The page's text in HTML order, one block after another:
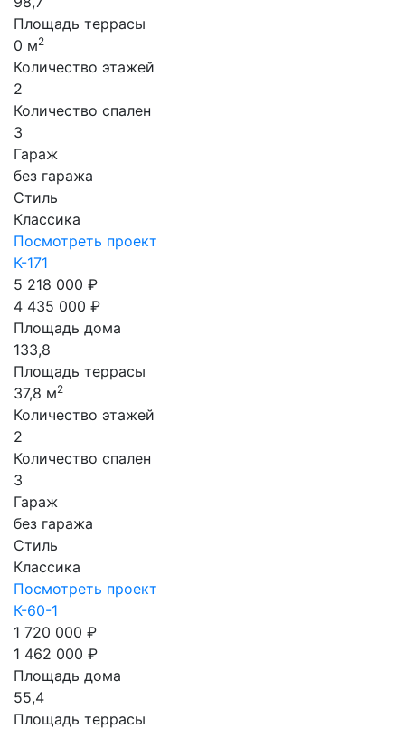
Площадь террасы
0 м2
Количество этажей
2
Количество спален
3
Гараж
без гаража
Стиль
Классика
Посмотреть проект
К-171
5 218 000 ₽
4 435 000 ₽
Площадь дома
133,8
Площадь террасы
37,8 м2
Количество этажей
2
Количество спален
3
Гараж
без гаража
Стиль
Классика
Посмотреть проект
К-60-1
1 720 000 ₽
1 462 000 ₽
Площадь дома
55,4
Площадь террасы